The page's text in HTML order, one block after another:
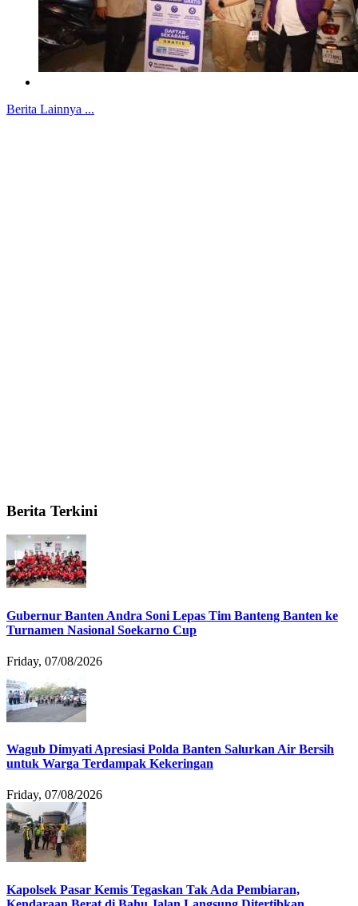
Berita Lainnya ...
Berita Terkini
Gubernur Banten Andra Soni Lepas Tim Banteng Banten ke
Turnamen Nasional Soekarno Cup
Friday, 07/08/2026
Wagub Dimyati Apresiasi Polda Banten Salurkan Air Bersih
untuk Warga Terdampak Kekeringan
Friday, 07/08/2026
Kapolsek Pasar Kemis Tegaskan Tak Ada Pembiaran,